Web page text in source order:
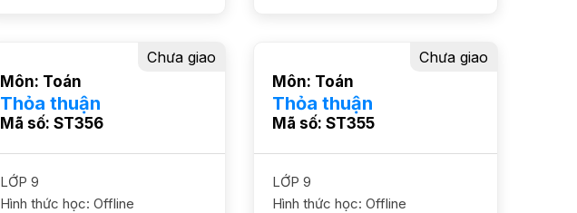
Môn: Toán
Thỏa thuận
Mã số: ST356
Chưa giao
LỚP 9
Hình thức học: Offline
Môn: Toán
Thỏa thuận
Mã số: ST355
Chưa giao
LỚP 9
Hình thức học: Offline